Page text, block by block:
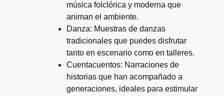
música folclórica y moderna que
animan el ambiente.
Danza: Muestras de danzas
tradicionales que puedes disfrutar
tanto en escenario como en talleres.
Cuentacuentos: Narraciones de
historias que han acompañado a
generaciones, ideales para estimular